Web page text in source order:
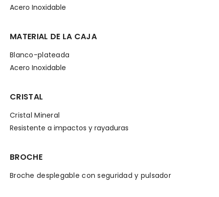
Acero Inoxidable
MATERIAL DE LA CAJA
Blanco-plateada
Acero Inoxidable
CRISTAL
Cristal Mineral
Resistente a impactos y rayaduras
BROCHE
Broche desplegable con seguridad y pulsador